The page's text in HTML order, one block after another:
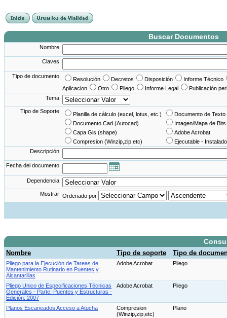
Buscar Documentos
Nombre
Claves
Tipo de documento Resolución Decretos Disposición
Informe Técnico
Aplicacion
Otro Pliego Informe Legal
Publicación
Tema
Tipo de Soporte Planilla de cálculo (excel, lotus, etc.)
Documento de
Documento Cad (Autocad)
Imagen/Mapa de Bits
Capa Gis (shape)
Adobe Acrobat
Compresion (Winzip,zip,etc)
Ejecutable -
Descripción
Fecha del documento
Dependencia
Mostrar Ordenado por
Nombre Tipo de soporte Tipo de
Pliego para la Ejecución de Tareas de
Mantenimiento Rutinario en Puentes y
Alcantarillas
Adobe Acrobat Pliego
Pliego Unico de Especificaciones Técnicas
Generales - Parte: Puentes y Estructuras -
Edición: 2007
Adobe Acrobat Pliego
Planos Escaneados Acceso a Atucha
Compresion
(Winzip,zip,etc)
Plano